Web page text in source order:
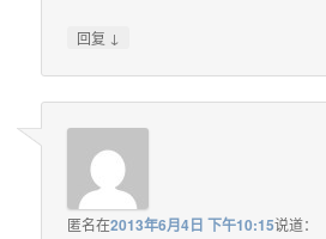
回复 ↓
匿名在2013年6月4日 下午10:15说道：